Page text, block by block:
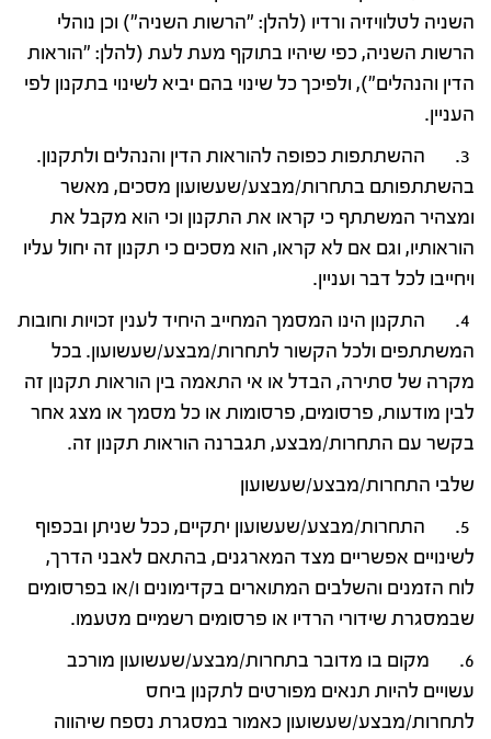
השניה לטלוויזיה ורדיו (להלן: "הרשות השניה") וכן נוהלי
הרשות השניה, כפי שיהיו בתוקף מעת לעת (להלן: "הוראות
הדין והנהלים"), ולפיכך כל שינוי בהם יביא לשינוי בתקנון לפי
העניין.
3. ההשתתפות כפופה להוראות הדין והנהלים ולתקנון.
בהשתתפותם בתחרות/מבצע/שעשועון מסכים, מאשר
ומצהיר המשתתף כי קראו את התקנון וכי הוא מקבל את
הוראותיו, וגם אם לא קראו, הוא מסכים כי תקנון זה יחול עליו
ויחייבו לכל דבר ועניין.
4. התקנון הינו המסמך המחייב היחיד לענין זכויות וחובות
המשתתפים ולכל הקשור לתחרות/מבצע/שעשועון. בכל
מקרה של סתירה, הבדל או אי התאמה בין הוראות תקנון זה
לבין מודעות, פרסומים, פרסומות או כל מסמך או מצג אחר
בקשר עם התחרות/מבצע, תגברנה הוראות תקנון זה.
שלבי התחרות/מבצע/שעשועון
5. התחרות/מבצע/שעשועון יתקיים, ככל שניתן ובכפוף
לשינויים אפשריים מצד המארגנים, בהתאם לאבני הדרך,
לוח הזמנים והשלבים המתוארים בקדימונים ו/או בפרסומים
שבמסגרת שידורי הרדיו או פרסומים רשמיים מטעמו.
6. מקום בו מדובר בתחרות/מבצע/שעשועון מורכב
עשויים להיות תנאים מפורטים לתקנון ביחס
לתחרות/מבצע/שעשועון כאמור במסגרת נספח שיהווה